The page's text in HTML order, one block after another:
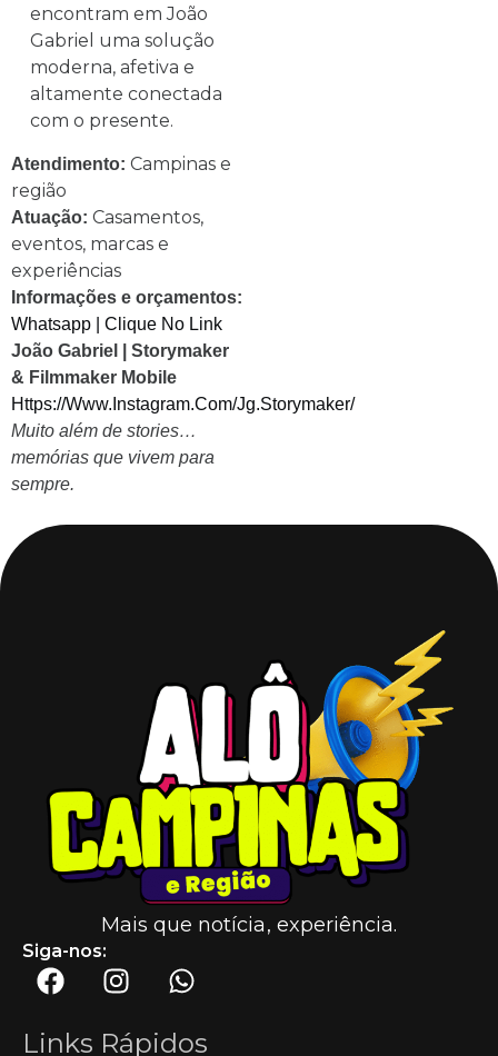
encontram em João
Gabriel uma solução
moderna, afetiva e
altamente conectada
com o presente.
Atendimento: Campinas e
região
Atuação: Casamentos,
eventos, marcas e
experiências
Informações e orçamentos:
Whatsapp | Clique No Link
João Gabriel | Storymaker
& Filmmaker Mobile
Https://www.instagram.com/jg.storymaker/
Muito além de stories…
memórias que vivem para
sempre.
Mais que notícia, experiência.
Siga-nos:
Links Rápidos